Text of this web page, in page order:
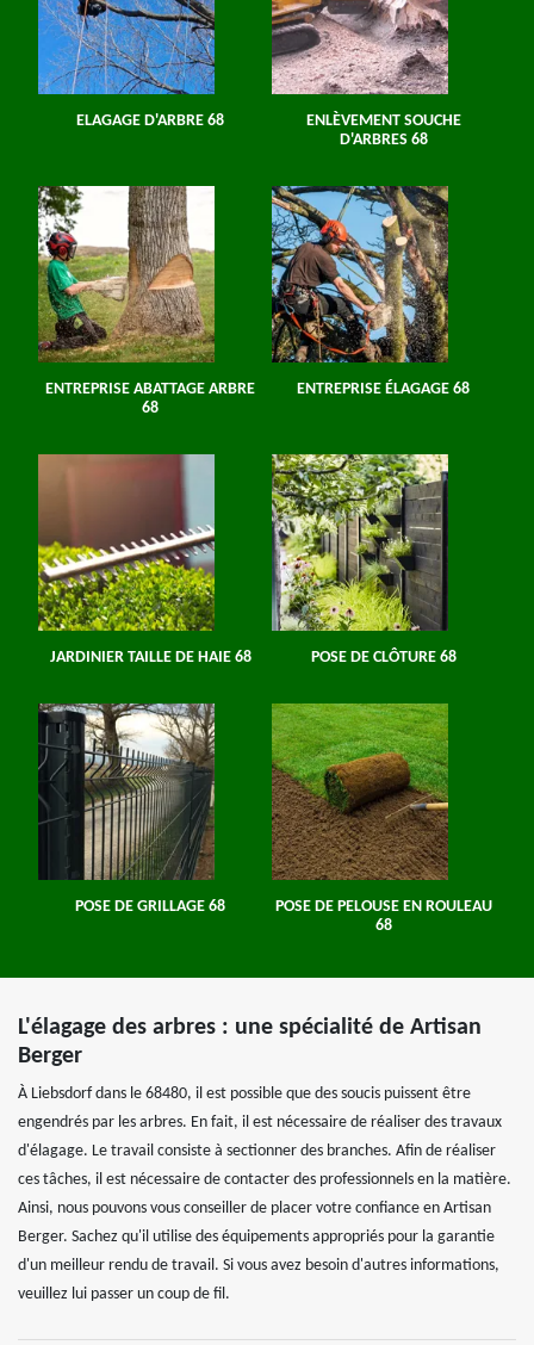
ELAGAGE D'ARBRE 68
ENLÈVEMENT SOUCHE
D'ARBRES 68
ENTREPRISE ABATTAGE ARBRE
68
ENTREPRISE ÉLAGAGE 68
JARDINIER TAILLE DE HAIE 68 POSE DE CLÔTURE 68
POSE DE GRILLAGE 68
POSE DE PELOUSE EN ROULEAU
68
L'élagage des arbres : une spécialité de Artisan
Berger
À Liebsdorf dans le 68480, il est possible que des soucis puissent être
engendrés par les arbres. En fait, il est nécessaire de réaliser des travaux
d'élagage. Le travail consiste à sectionner des branches. Afin de réaliser
ces tâches, il est nécessaire de contacter des professionnels en la matière.
Ainsi, nous pouvons vous conseiller de placer votre confiance en Artisan
Berger. Sachez qu'il utilise des équipements appropriés pour la garantie
d'un meilleur rendu de travail. Si vous avez besoin d'autres informations,
veuillez lui passer un coup de fil.